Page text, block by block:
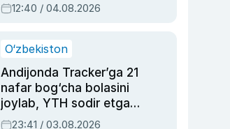
olmay qolishidan xavotir
12:40 / 04.08.2026
O‘zbekiston
Andijonda Tracker’ga 21
nafar bog‘cha bolasini
joylab, YTH sodir etgan
ayolga sud hukmi o‘qildi
23:41 / 03.08.2026